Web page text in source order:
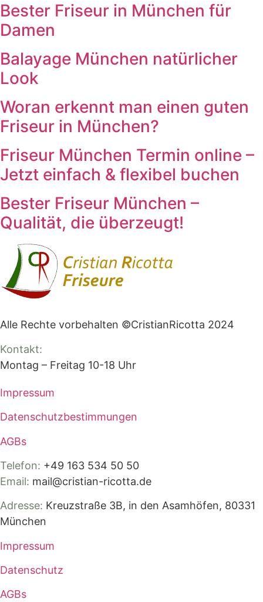
Bester Friseur in München für
Damen
Balayage München natürlicher
Look
Woran erkennt man einen guten
Friseur in München?
Friseur München Termin online –
Jetzt einfach & flexibel buchen
Bester Friseur München –
Qualität, die überzeugt!
Alle Rechte vorbehalten ©CristianRicotta 2024
Kontakt:
Montag – Freitag 10-18 Uhr
Impressum
Datenschutz­bestimmungen
AGBs
Telefon: +49 163 534 50 50
Email: mail@cristian-ricotta.de
Adresse: Kreuzstraße 3B, in den Asamhöfen, 80331
München
Impressum
Datenschutz
AGBs